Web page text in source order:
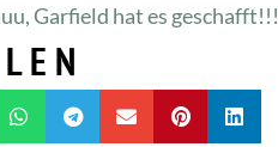
Garfield hat es geschafft!!!